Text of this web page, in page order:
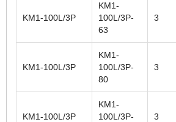
KM1-100L/3P
KM1-
100L/3P-
63
3
KM1-100L/3P
KM1-
100L/3P-
80
3
KM1-100L/3P
KM1-
100L/3P-
3